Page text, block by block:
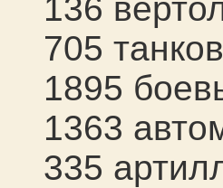
136
705 танков
1895
1363
335